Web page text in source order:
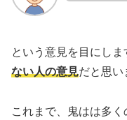
という意見を目にしま
ない人の意見だと思い
これまで、鬼はは多く